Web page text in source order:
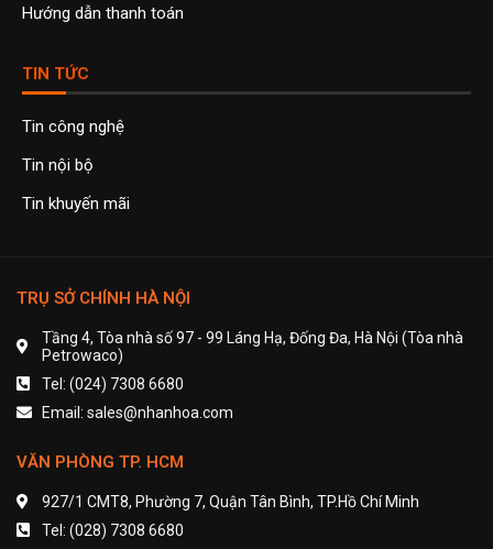
Hướng dẫn thanh toán
TIN TỨC
Tin công nghệ
Tin nội bộ
Tin khuyến mãi
TRỤ SỞ CHÍNH HÀ NỘI
Tầng 4, Tòa nhà số 97 - 99 Láng Hạ, Đống Đa, Hà Nội (Tòa nhà
Petrowaco)
Tel: (024) 7308 6680
Email: sales@nhanhoa.com
VĂN PHÒNG TP. HCM
927/1 CMT8, Phường 7, Quận Tân Bình, TP.Hồ Chí Minh
Tel: (028) 7308 6680